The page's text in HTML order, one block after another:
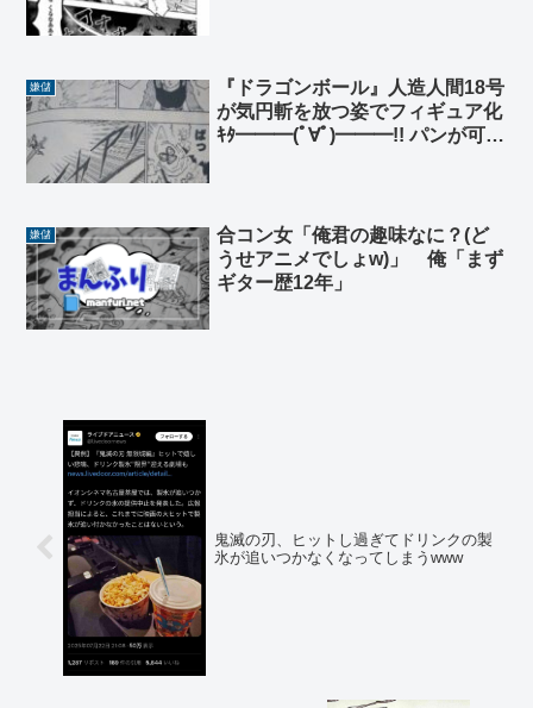
嫌儲
『ドラゴンボール』人造人間18号
が気円斬を放つ姿でフィギュア化
ｷﾀ━━━(ﾟ∀ﾟ)━━━!! パンが可動
嫌儲
合コン女「俺君の趣味なに？(ど
うせアニメでしょw)」 俺「まず
ギター歴12年」
鬼滅の刃、ヒットし過ぎてドリンクの製
氷が追いつかなくなってしまうwww